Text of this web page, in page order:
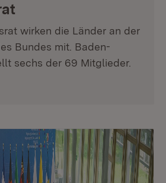
wirken die Länder an der
Bundes mit. Baden-
sechs der 69 Mitglieder.